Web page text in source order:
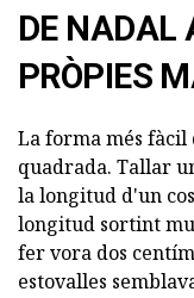
DE NADAL
PRÒPIES
La forma més fàcil
quadrada. Tallar
la longitud d'un
longitud sortint
fer vora dos
estovalles